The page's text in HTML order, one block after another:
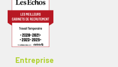
Entreprise